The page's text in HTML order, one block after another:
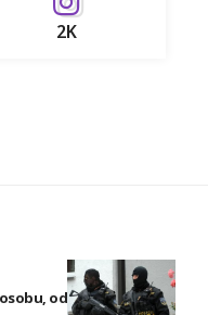
2K
osobu, oduzeti predmeti